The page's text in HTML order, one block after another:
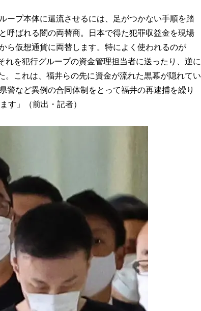
ープ本体に還流させるには、足がつかない手順を踏
呼ばれる闇の両替商。日本で得た犯罪収益金を現場
ら仮想通貨に両替します。特によく使われるのが
を犯行グループの資金管理担当者に送ったり、逆に
これは、福井らの先に資金が流れた黒幕が隠れてい
警など異例の合同体制をとって福井の再逮捕を繰り
す」（前出・記者）